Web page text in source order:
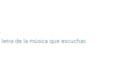
letra de la música que escuchas